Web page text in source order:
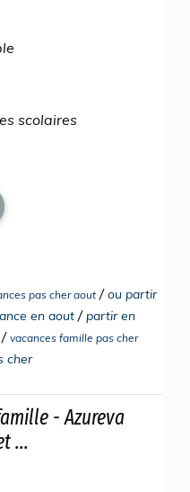
scolaires
pas cher aout/ou partir
en aout /partir en
vacances famille pas cher
cher
- Azureva
...